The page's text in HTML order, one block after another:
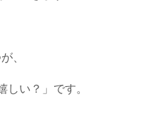
、
しい？」です。